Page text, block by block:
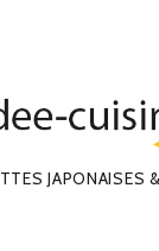
JAPONAISES